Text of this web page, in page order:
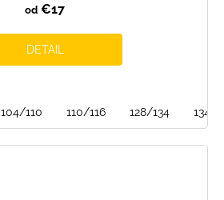
od €17
DETAIL
104/110 110/116 128/134 134/